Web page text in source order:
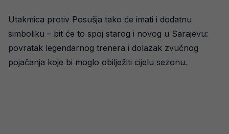
Utakmica protiv Posušja tako će imati i dodatnu
simboliku – bit će to spoj starog i novog u Sarajevu:
povratak legendarnog trenera i dolazak zvučnog
pojačanja koje bi moglo obilježiti cijelu sezonu.